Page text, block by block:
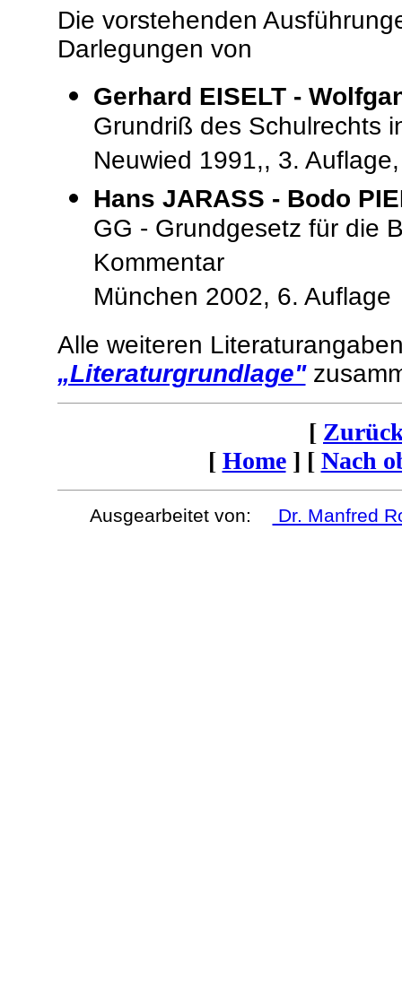
Die vorstehenden
Darlegungen von
Gerhard EISELT -
Grundriß des Schulrechts
Neuwied 1991,, 3.
Hans JARASS - Bodo
GG - Grundgesetz für die
Kommentar
München 2002, 6. Auflage
Alle weiteren
„Literaturgrundlage"
[
[ Home] [ Nach
Ausgearbeitet von: Dr. Manfred